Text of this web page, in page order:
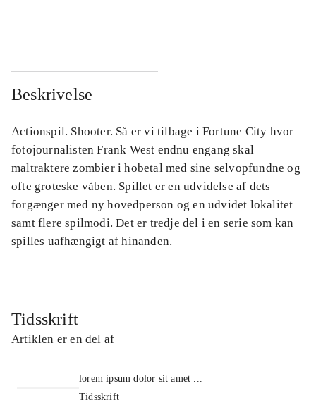
Beskrivelse
Actionspil. Shooter. Så er vi tilbage i Fortune City hvor
fotojournalisten Frank West endnu engang skal
maltraktere zombier i hobetal med sine selvopfundne og
ofte groteske våben. Spillet er en udvidelse af dets
forgænger med ny hovedperson og en udvidet lokalitet
samt flere spilmodi. Det er tredje del i en serie som kan
spilles uafhængigt af hinanden.
Tidsskrift
Artiklen er en del af
lorem ipsum dolor sit amet ...
Tidsskrift